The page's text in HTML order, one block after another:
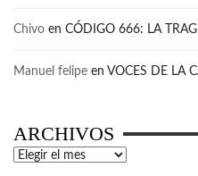
Chivo en CÓDIGO 666: LA
Manuel felipe en VOCES DE LA
ARCHIVOS
Archivos